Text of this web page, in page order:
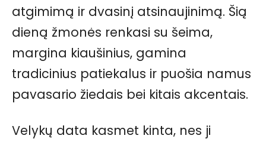
atgimimą ir dvasinį atsinaujinimą. Šią
dieną žmonės renkasi su šeima,
margina kiaušinius, gamina
tradicinius patiekalus ir puošia namus
pavasario žiedais bei kitais akcentais.
Velykų data kasmet kinta, nes ji